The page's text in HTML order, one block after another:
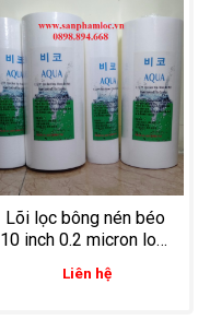
Lõi lọc bông nén béo
10 inch 0.2 micron loại
bỏ tạp chất li ti trong
nước tinh khiết
Liên hệ